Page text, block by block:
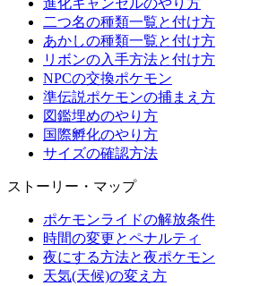
進化キャンセルのやり方
二つ名の種類一覧と付け方
あかしの種類一覧と付け方
リボンの入手方法と付け方
NPCの交換ポケモン
準伝説ポケモンの捕まえ方
図鑑埋めのやり方
国際孵化のやり方
サイズの確認方法
ストーリー・マップ
ポケモンライドの解放条件
時間の変更とペナルティ
夜にする方法と夜ポケモン
天気(天候)の変え方